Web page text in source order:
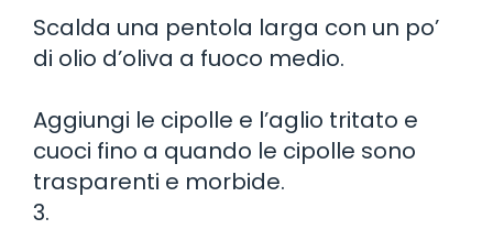
Scalda una pentola larga con un po’
di olio d’oliva a fuoco medio.
Aggiungi le cipolle e l’aglio tritato e
cuoci fino a quando le cipolle sono
trasparenti e morbide.
3.